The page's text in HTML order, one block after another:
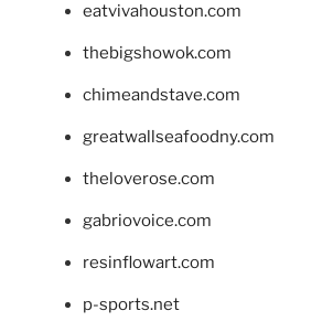
eatvivahouston.com
thebigshowok.com
chimeandstave.com
greatwallseafoodny.com
theloverose.com
gabriovoice.com
resinflowart.com
p-sports.net